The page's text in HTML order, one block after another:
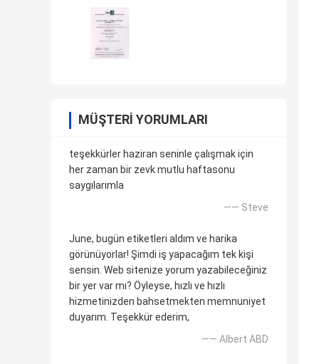
MÜŞTERI YORUMLARI
teşekkürler haziran seninle çalışmak için
her zaman bir zevk mutlu haftasonu
saygılarımla
—— Steve
June, bugün etiketleri aldım ve harika
görünüyorlar! Şimdi iş yapacağım tek kişi
sensin. Web sitenize yorum yazabileceğiniz
bir yer var mı? Öyleyse, hızlı ve hızlı
hizmetinizden bahsetmekten memnuniyet
duyarım. Teşekkür ederim,
—— Albert ABD